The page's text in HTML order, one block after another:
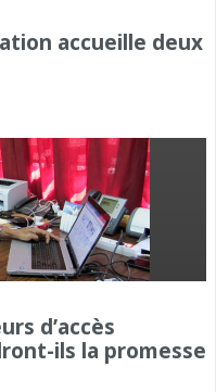
accueille deux
d’accès
ils la promesse